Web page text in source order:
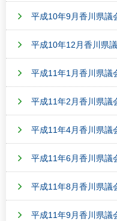
平成10年9月香川県
平成10年12月香川県
平成11年1月香川県
平成11年2月香川県
平成11年4月香川県
平成11年6月香川県
平成11年8月香川県
平成11年9月香川県